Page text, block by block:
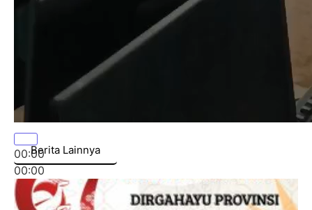
00:00
00:00
00:57
Berita Lainnya